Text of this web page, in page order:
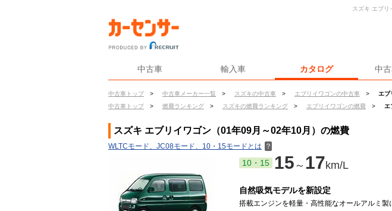
中古車 輸入車 カタログ 中
中古車トップ > 中古車メーカー一覧 > スズキの中古車 > エブリイワゴンの中古車 >
エブ
中古車トップ
> 燃費ランキング > スズキの燃費ランキング > エブリイワゴンの燃費 > エ
スズキ エブ
スズキ エブリイワゴン（01年09月～02年10月）の燃費
WLTCモード、JC08モード、10・15モードとは ？
10・15 15 ～ 17km/L
自然吸気モデルを新設定
搭載エンジンを軽量・高性能なオールアルミ